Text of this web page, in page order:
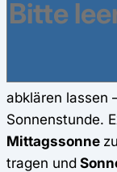
Diagnose,
abklären lassen
Sonnenstunde.
Mittagssonne zu
tragen und